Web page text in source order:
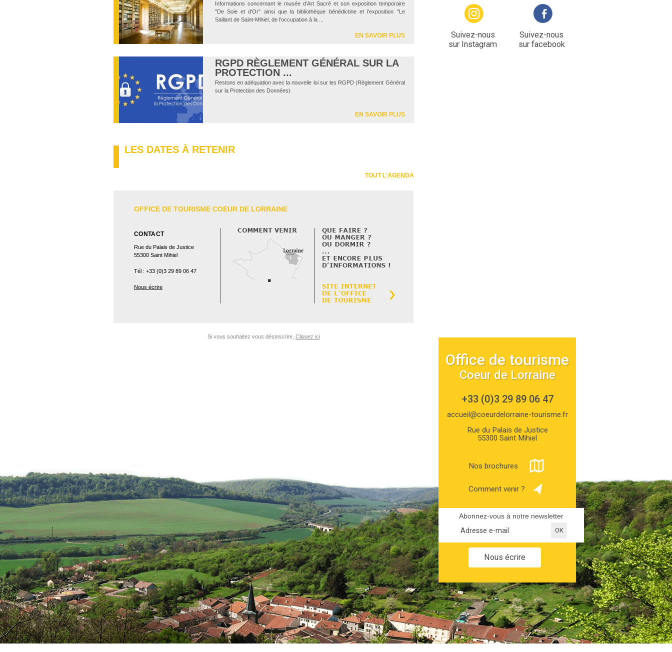
Informations concernant le musée d'Art Sacré et son exposition temporaire
"De Soie et d'Or" ainsi que la bibliothèque bénédictine et l'exposition "Le
Saillant de Saint-Mihiel, de l'occupation à la ...
EN SAVOIR PLUS
RGPD RÈGLEMENT GÉNÉRAL SUR LA
PROTECTION ...
Restons en adéquation avec la nouvelle loi sur les RGPD (Règlement Général
sur la Protection des Données)
EN SAVOIR PLUS
LES DATES À RETENIR
TOUT L'AGENDA
OFFICE DE TOURISME COEUR DE LORRAINE
CONTACT
Rue du Palais de Justice
55300 Saint Mihiel
Tél : +33 (0)3 29 89 06 47
Nous écrire
Si vous souhaitez vous désinscrire, Cliquez ici
Suivez-nous
sur Instagram
Suivez-nous
sur facebook
Office de tourisme
Coeur de Lorraine
+33 (0)3 29 89 06 47
accueil@coeurdelorraine-tourisme.fr
Rue du Palais de Justice
55300 Saint Mihiel
Nos brochures
Comment venir ?
Abonnez-vous à notre newsletter
Nous écrire